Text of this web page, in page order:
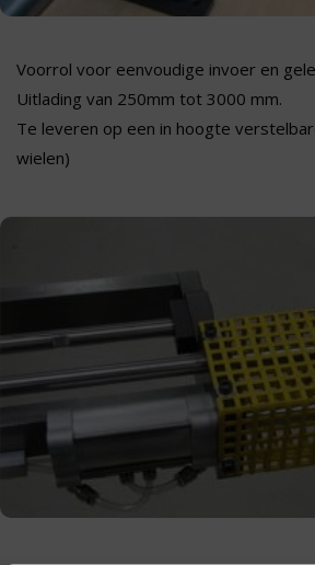
Voorrol voor eenvoudige invoer en
Uitlading van 250mm tot 3000 mm.
Te leveren op een in hoogte
wielen)